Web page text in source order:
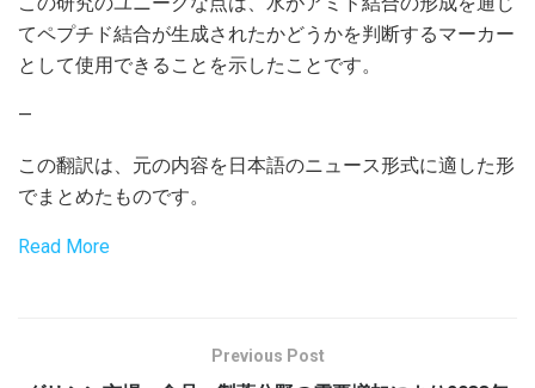
てペプチド結合が生成されたかどうかを判断するマーカー
として使用できることを示したことです。
—
この翻訳は、元の内容を日本語のニュース形式に適した形
でまとめたものです。
Read More
Previous Post